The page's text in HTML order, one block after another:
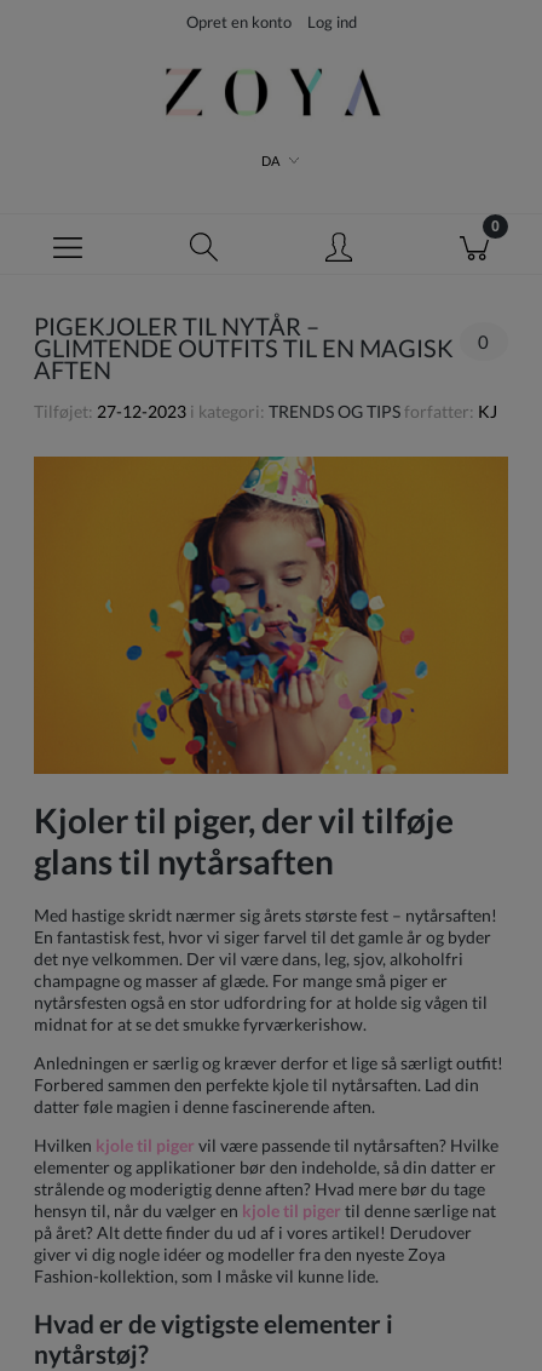
Opret en konto Log ind
DA
PIGEKJOLER TIL NYTÅR –
GLIMTENDE OUTFITS TIL EN MAGISK
AFTEN
0
Tilføjet: 27-12-2023 i kategori: TRENDS OG TIPSforfatter: KJ
Kjoler til piger, der vil tilføje
glans til nytårsaften
Med hastige skridt nærmer sig årets største fest – nytårsaften!
En fantastisk fest, hvor vi siger farvel til det gamle år og byder
det nye velkommen. Der vil være dans, leg, sjov, alkoholfri
champagne og masser af glæde. For mange små piger er
nytårsfesten også en stor udfordring for at holde sig vågen til
midnat for at se det smukke fyrværkerishow.
Anledningen er særlig og kræver derfor et lige så særligt outfit!
Forbered sammen den perfekte kjole til nytårsaften. Lad din
datter føle magien i denne fascinerende aften.
Hvilken kjole til piger vil være passende til nytårsaften? Hvilke
elementer og applikationer bør den indeholde, så din datter er
strålende og moderigtig denne aften? Hvad mere bør du tage
hensyn til, når du vælger en kjole til piger til denne særlige nat
på året? Alt dette finder du ud af i vores artikel! Derudover
giver vi dig nogle idéer og modeller fra den nyeste Zoya
Fashion-kollektion, som I måske vil kunne lide.
Hvad er de vigtigste elementer i
nytårstøj?